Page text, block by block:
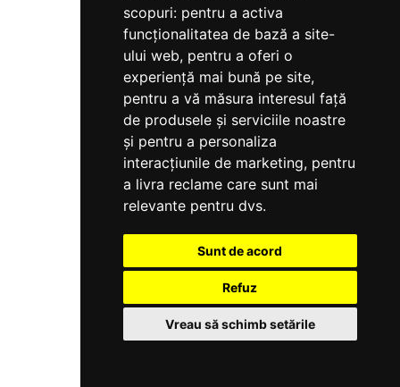
scopuri: pentru a activa
funcționalitatea de bază a site-
ului web, pentru a oferi o
experiență mai bună pe site,
pentru a vă măsura interesul față
de produsele și serviciile noastre
și pentru a personaliza
interacțiunile de marketing, pentru
a livra reclame care sunt mai
relevante pentru dvs.
Sunt de acord
Refuz
Vreau să schimb setările